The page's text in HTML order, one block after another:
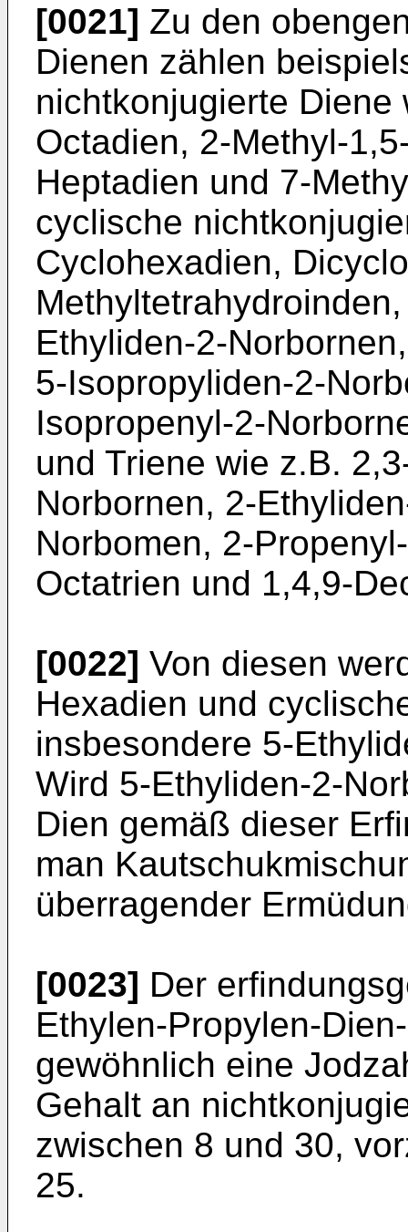
[0021] Zu den
Dienen zählen
nichtkonjugierte
Octadien, 2-Methyl-
Heptadien und 7-
cyclische
Cyclohexadien,
Ethyliden-2-
5-Isopropyliden-2-
Isopropenyl-2-
und Triene wie z.B.
Norbornen, 2-
Norbomen, 2-
Octatrien und 1,4,9-
[0022] Von diesen
Hexadien und
insbesondere 5-
Wird 5-Ethyliden-2-
Dien gemäß dieser
man
überragender
[0023] Der
Ethylen-Propylen-
gewöhnlich eine
Gehalt an
zwischen 8 und 30,
25.